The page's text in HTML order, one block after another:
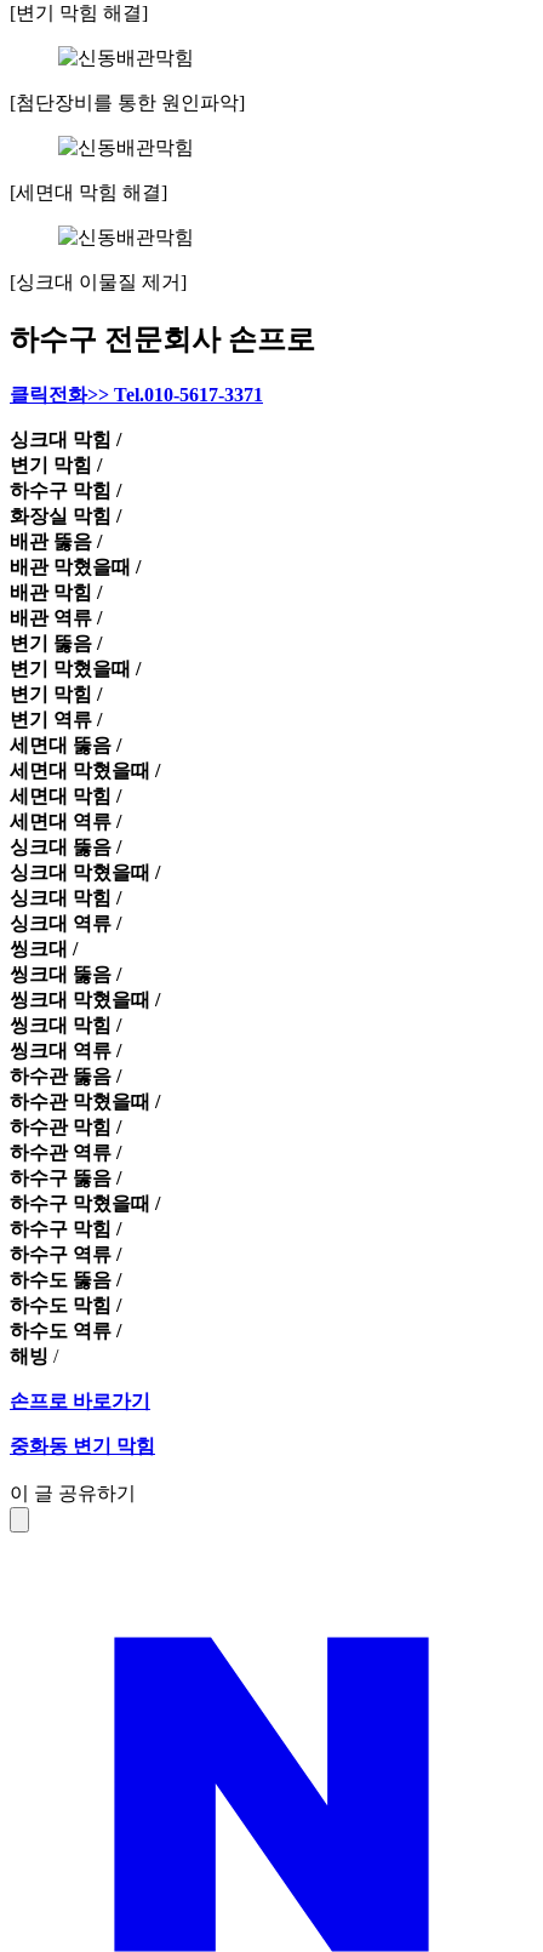
[변기 막힘 해결]
[첨단장비를 통한 원인파악]
[세면대 막힘 해결]
[싱크대 이물질 제거]
하수구 전문회사 손프로
클릭전화>> Tel.010-5617-3371
싱크대 막힘 /
변기 막힘 /
하수구 막힘 /
화장실 막힘 /
배관 뚫음 /
배관 막혔을때 /
배관 막힘 /
배관 역류 /
변기 뚫음 /
변기 막혔을때 /
변기 막힘 /
변기 역류 /
세면대 뚫음 /
세면대 막혔을때 /
세면대 막힘 /
세면대 역류 /
싱크대 뚫음 /
싱크대 막혔을때 /
싱크대 막힘 /
싱크대 역류 /
씽크대 /
씽크대 뚫음 /
씽크대 막혔을때 /
씽크대 막힘 /
씽크대 역류 /
하수관 뚫음 /
하수관 막혔을때 /
하수관 막힘 /
하수관 역류 /
하수구 뚫음 /
하수구 막혔을때 /
하수구 막힘 /
하수구 역류 /
하수도 뚫음 /
하수도 막힘 /
하수도 역류 /
해빙 /
손프로 바로가기
중화동 변기 막힘
이 글 공유하기